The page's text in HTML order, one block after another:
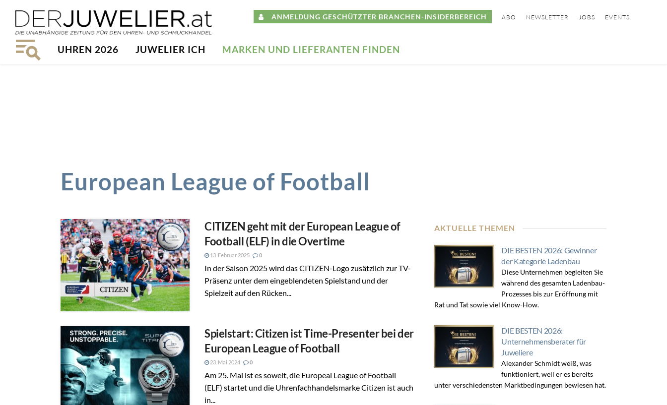
ANMELDUNG GESCHÜTZTER BRANCHEN-INSIDERBEREICH ABO NEWSLETTER JOBS EVENTS
UHREN 2026 JUWELIER ICH MARKEN UND LIEFERANTEN FINDEN
European League of Football
CITIZEN geht mit der European League of
Football (ELF) in die Overtime
13. Februar 2025 0
In der Saison 2025 wird das CITIZEN-Logo zusätzlich zur TV-
Präsenz unter dem eingeblendeten Spielstand und der
Spielzeit auf den Rücken...
Spielstart: Citizen ist Time-Presenter bei der
European League of Football
23. Mai 2024 0
Am 25. Mai ist es soweit, die Europeal League of Football
(ELF) startet und die Uhrenfachhandelsmarke Citizen ist auch
in...
AKTUELLE THEMEN
DIE BESTEN 2026: Gewinner
der Kategorie Ladenbau
Diese Unternehmen begleiten Sie
während des gesamten Ladenbau-
Prozesses bis zur Eröffnung mit
Rat und Tat sowie viel Know-How.
DIE BESTEN 2026:
Unternehmensberater für
Juweliere
Alexander Schmidt weiß, was
funktioniert, weil er es bereits
unter verschiedensten Marktbedingungen bewiesen hat.